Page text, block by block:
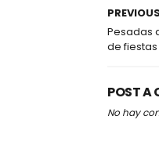
PREVIOUS
Pesadas
de fiestas
POST A
No hay